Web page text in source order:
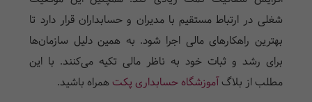
شغلی در ارتباط مستقیم با مدیران و حسابداران قرار دارد تا
بهترین راهکارهای مالی اجرا شود. به همین دلیل سازمان‌ها
برای رشد و ثبات خود به ناظر مالی تکیه می‌کنند. با این
مطلب از بلاگآموزشگاه حسابداری پکت همراه باشید.